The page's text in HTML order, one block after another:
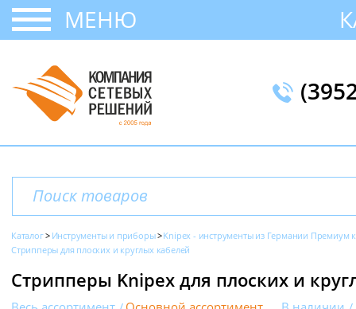
МЕНЮ
Каталог Инструменты и приборы
Knipex - инструменты из Германии Премиум
Стрипперы для плоских и круглых кабелей
Стрипперы Knipex для плоских и